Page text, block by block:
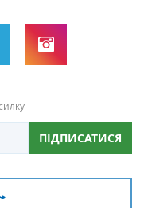
ПІДПИСАТИСЯ